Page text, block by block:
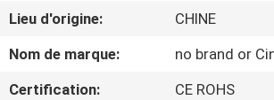
SUJET
DE
NOUS
Lieu d'origine:
CHINE
Nom de marque:
no brand or
Certification:
CE ROHS